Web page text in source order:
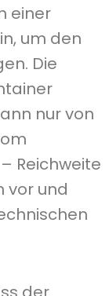
einer
um den
Die
nur von
Reichweite
vor und